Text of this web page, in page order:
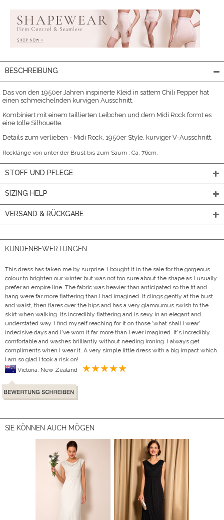
BESCHREIBUNG
Das von den 1950er Jahren inspirierte Kleid in sattem Chili Pepper hat
einen schmeichelnden kurvigen Ausschnitt.
Kombiniert mit einem taillierten Leibchen und dem Midi Rock formt es
eine tolle Silhouette.
Details zum verlieben - Midi Rock, 1950er Style, kurviger V-Ausschnitt.
Rocklänge von unter der Brust bis zum Saum : Ca. 76cm.
STOFF UND PFLEGE
SIZING HELP
VERSAND & RÜCKGABE
KUNDENBEWERTUNGEN
This dress has taken me by surprise. I bought it in the sale for the gorgeous
colour to brighten our winter but was not too sure about the shape as I usually
prefer an empire line. The fabric was heavier than anticipated so the fit and
hang were far more flattering than I had imagined. It clings gently at the bust
and waist, then flares over the hips and has a very glamourous swish to the
skirt when walking. Its incredibly flattering and is sexy in an elegant and
understated way. I find myself reaching for it on those 'what shall I wear'
indecisive days and I've worn it far more than I ever imagined. It's incredibly
comfortable and washes brilliantly without needing ironing. I always get
compliments when I wear it. A very simple little dress with a big impact which
I am so glad I took a risk on!
SIE KÖNNEN AUCH MÖGEN